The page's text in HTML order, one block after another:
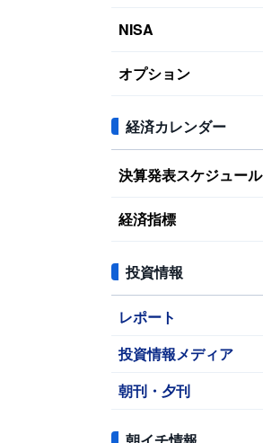
NISA
オプション
経済カレンダー
決算発表スケジュール
経済指標
投資情報
レポート
投資情報メディア
朝刊・夕刊